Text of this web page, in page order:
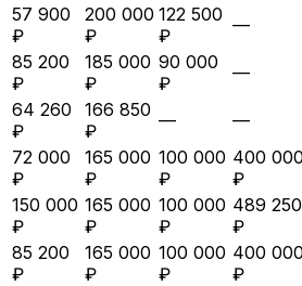
57 900
₽
200 000
₽
122 500
₽
—
85 200
₽
185 000
₽
90 000
₽
—
64 260
₽
166 850
₽
— —
72 000
₽
165 000
₽
100 000
₽
400
₽
150 000
₽
165 000
₽
100 000
₽
489 250
₽
85 200
₽
165 000
₽
100 000
₽
400
₽